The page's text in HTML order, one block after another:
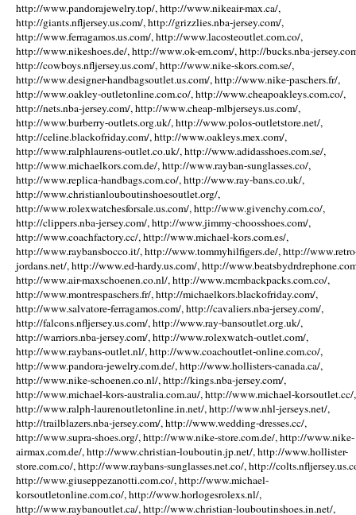
http://www.pandorajewelry.top/, http://www.nikeair-max.ca/,
http://giants.nfljersey.us.com/, http://grizzlies.nba-jersey.com/,
http://www.ferragamos.us.com/, http://www.lacosteoutlet.com.co/,
http://www.nikeshoes.de/, http://www.ok-em.com/, http://bucks.nba-
http://cowboys.nfljersey.us.com/, http://www.nike-skors.com.se/,
http://www.designer-handbagsoutlet.us.com/, http://www.nike-paschers.fr/,
http://www.oakley-outletonline.com.co/, http://www.cheapoakleys.com.co/,
http://nets.nba-jersey.com/, http://www.cheap-mlbjerseys.us.com/,
http://www.burberry-outlets.org.uk/, http://www.polos-outletstore.net/,
http://celine.blackofriday.com/, http://www.oakleys.mex.com/,
http://www.ralphlaurens-outlet.co.uk/, http://www.adidasshoes.com.se/,
http://www.michaelkors.com.de/, http://www.rayban-sunglasses.co/,
http://www.replica-handbags.com.co/, http://www.ray-bans.co.uk/,
http://www.christianlouboutinshoesoutlet.org/,
http://www.rolexwatchesforsale.us.com/, http://www.givenchy.com.co/,
http://clippers.nba-jersey.com/, http://www.jimmy-choosshoes.com/,
http://www.coachfactory.cc/, http://www.michael-kors.com.es/,
http://www.raybansbocco.it/, http://www.tommyhilfigers.de/, http://
jordans.net/, http://www.ed-hardy.us.com/, http://
http://www.air-maxschoenen.co.nl/, http://www.mcmbackpacks.com.co/,
http://www.montrespaschers.fr/, http://michaelkors.blackofriday.com/,
http://www.salvatore-ferragamos.com/, http://cavaliers.nba-jersey.com/,
http://falcons.nfljersey.us.com/, http://www.ray-bansoutlet.org.uk/,
http://warriors.nba-jersey.com/, http://www.rolexwatch-outlet.com/,
http://www.raybans-outlet.nl/, http://www.coachoutlet-online.com.co/,
http://www.pandora-jewelry.com.de/, http://www.hollisters-canada.ca/,
http://www.nike-schoenen.co.nl/, http://kings.nba-jersey.com/,
http://www.michael-kors-australia.com.au/, http://www.michael-korsoutlet.cc/,
http://www.ralph-laurenoutletonline.in.net/, http://www.nhl-jerseys.net/,
http://trailblazers.nba-jersey.com/, http://www.wedding-dresses.cc/,
http://www.supra-shoes.org/, http://www.nike-store.com.de/, http://www.nike-
airmax.com.de/, http://www.christian-louboutin.jp.net/, http://www.hollister-
store.com.co/, http://www.raybans-sunglasses.net.co/, http://
http://www.giuseppezanotti.com.co/, http://www.michael-
korsoutletonline.com.co/, http://www.horlogesrolexs.nl/,
http://www.raybanoutlet.ca/, http://www.christian-louboutinshoes.in.net/,